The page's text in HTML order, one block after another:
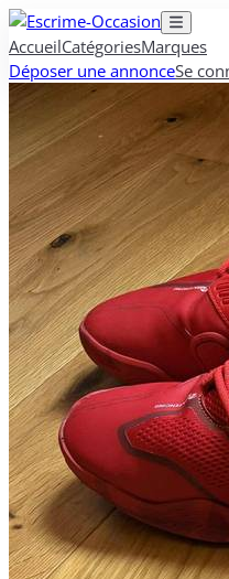
AccueilCatégoriesMarques
Déposer une annonceSe